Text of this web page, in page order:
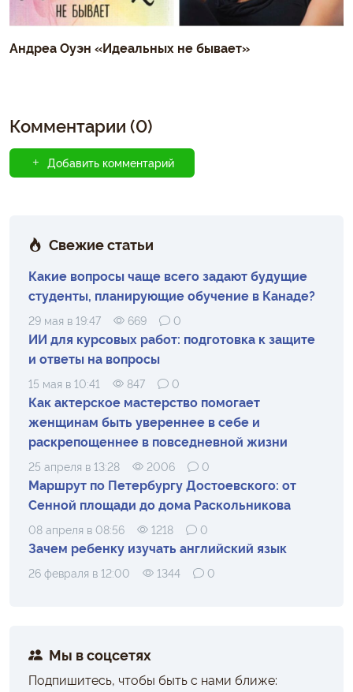
Андреа Оуэн «Идеальных не бывает»
Комментарии (0)
Добавить комментарий
Свежие статьи
Какие вопросы чаще всего задают будущие
студенты, планирующие обучение в Канаде?
29 мая в 19:47 669 0
ИИ для курсовых работ: подготовка к защите
и ответы на вопросы
15 мая в 10:41 847 0
Как актерское мастерство помогает
женщинам быть увереннее в себе и
раскрепощеннее в повседневной жизни
25 апреля в 13:28 2006 0
Маршрут по Петербургу Достоевского: от
Сенной площади до дома Раскольникова
08 апреля в 08:56 1218 0
Зачем ребенку изучать английский язык
26 февраля в 12:00 1344 0
Мы в соцсетях
Подпишитесь, чтобы быть с нами ближе: